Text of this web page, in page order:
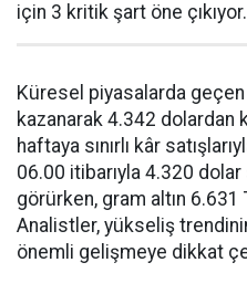
için 3 kritik şart öne çıkıyor.
Küresel piyasalarda
kazanarak 4.342 dolardan
haftaya sınırlı kâr
06.00 itibarıyla 4.320
görürken, gram altın 6.631
Analistler, yükseliş
önemli gelişmeye dikkat